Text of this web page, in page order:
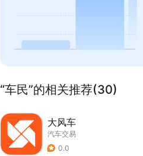
“车民”的相关推荐(30)
大风车
汽车交易
0.0